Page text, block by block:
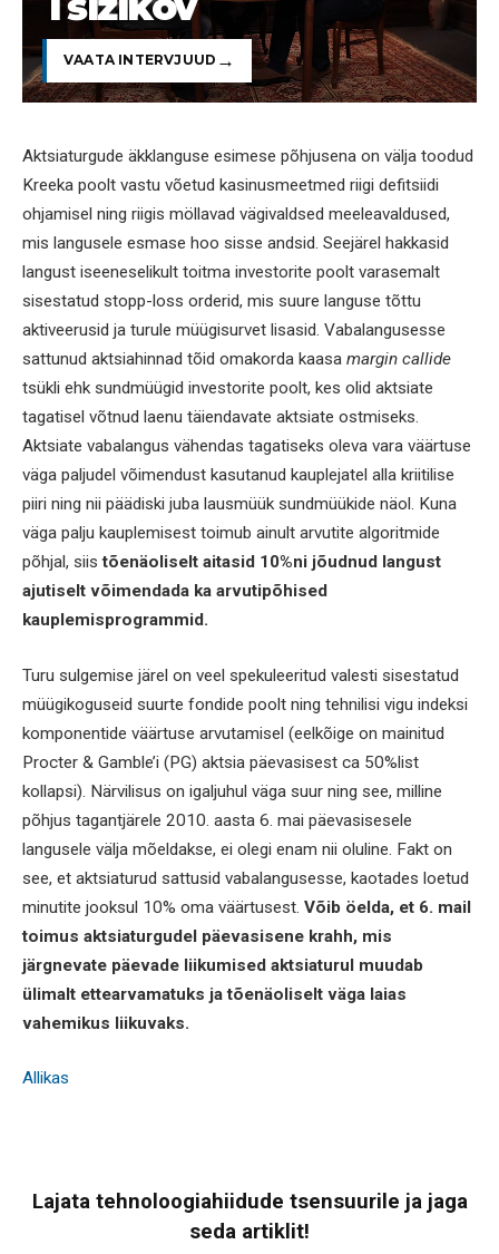
VAATA INTERVJUUD
Aktsiaturgude äkklanguse esimese põhjusena on välja toodud
Kreeka poolt vastu võetud kasinusmeetmed riigi defitsiidi
ohjamisel ning riigis möllavad vägivaldsed meeleavaldused,
mis langusele esmase hoo sisse andsid. Seejärel hakkasid
langust iseeneselikult toitma investorite poolt varasemalt
sisestatud stopp-loss orderid, mis suure languse tõttu
aktiveerusid ja turule müügisurvet lisasid. Vabalangusesse
sattunud aktsiahinnad tõid omakorda kaasa margin callide
tsükli ehk sundmüügid investorite poolt, kes olid aktsiate
tagatisel võtnud laenu täiendavate aktsiate ostmiseks.
Aktsiate vabalangus vähendas tagatiseks oleva vara väärtuse
väga paljudel võimendust kasutanud kauplejatel alla kriitilise
piiri ning nii päädiski juba lausmüük sundmüükide näol. Kuna
väga palju kauplemisest toimub ainult arvutite algoritmide
põhjal, siistõenäoliselt aitasid 10%ni jõudnud langust
ajutiselt võimendada ka arvutipõhised
kauplemisprogrammid.
Turu sulgemise järel on veel spekuleeritud valesti sisestatud
müügikoguseid suurte fondide poolt ning tehnilisi vigu indeksi
komponentide väärtuse arvutamisel (eelkõige on mainitud
Procter & Gamble’i (PG) aktsia päevasisest ca 50%list
kollapsi). Närvilisus on igaljuhul väga suur ning see, milline
põhjus tagantjärele 2010. aasta 6. mai päevasisesele
langusele välja mõeldakse, ei olegi enam nii oluline. Fakt on
see, et aktsiaturud sattusid vabalangusesse, kaotades loetud
minutite jooksul 10% oma väärtusest. Võib öelda, et 6. mail
toimus aktsiaturgudel päevasisene krahh, mis
järgnevate päevade liikumised aktsiaturul muudab
ülimalt ettearvamatuks ja tõenäoliselt väga laias
vahemikus liikuvaks.
Allikas
Lajata tehnoloogiahiidude tsensuurile ja jaga
seda artiklit!